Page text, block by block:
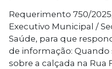
Requerimento 750/2025
Executivo Municipal /
Saúde, para que
de informação:
sobre a calçada na Rua